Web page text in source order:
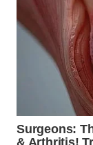
grandes
relações,
Uma
mas a soma
longo dos